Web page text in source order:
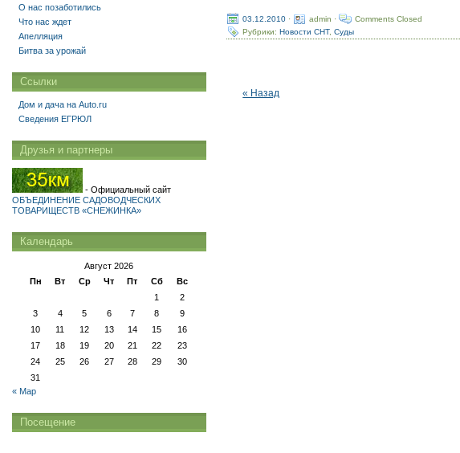
03.12.2010 · admin ·
Comments Closed
Рубрики:Новости СНТ,Суды
« Назад
О нас позаботились
Что нас ждет
Апелляция
Битва за урожай
Ссылки
Дом и дача на Auto.ru
Сведения ЕГРЮЛ
Друзья и партнеры
- Официальный сайт
ОБЪЕДИНЕНИЕ САДОВОДЧЕСКИХ
ТОВАРИЩЕСТВ «СНЕЖИНКА»
Календарь
Август 2026
Пн
Вт Ср Чт Пт Сб
Вс
1
2
3
4 5 6 7 8
9
10
11 12 13 14 15
16
17
18 19 20 21 22
23
24
25 26 27 28 29
30
31
« Мар
Посещение